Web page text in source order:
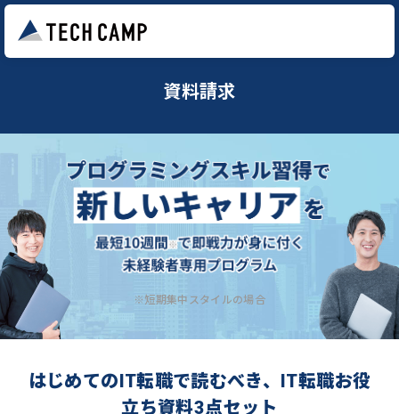
資料請求
※短期集中スタイルの場合
はじめてのIT転職で読むべき、IT転職お役
立ち資料3点セット